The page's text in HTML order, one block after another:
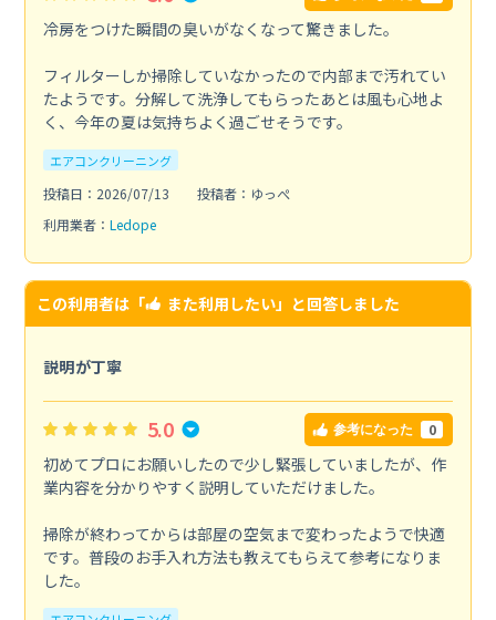
冷房をつけた瞬間の臭いがなくなって驚きました。
フィルターしか掃除していなかったので内部まで汚れてい
たようです。分解して洗浄してもらったあとは風も心地よ
く、今年の夏は気持ちよく過ごせそうです。
エアコンクリーニング
投稿日：2026/07/13
投稿者：ゆっぺ
利用業者： Ledope
この利用者は「 また利用したい」と回答しました
説明が丁寧
5.0 参考になった 0
初めてプロにお願いしたので少し緊張していましたが、作
業内容を分かりやすく説明していただけました。
掃除が終わってからは部屋の空気まで変わったようで快適
です。普段のお手入れ方法も教えてもらえて参考になりま
した。